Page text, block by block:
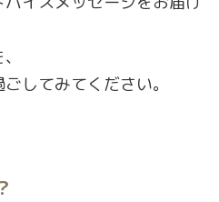
してみてください。